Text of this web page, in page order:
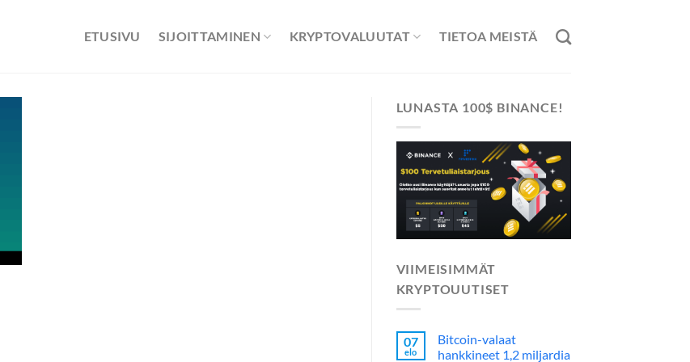
ETUSIVU SIJOITTAMINEN KRYPTOVALUUTAT TIETOA MEISTÄ
LUNASTA 100$ BINANCE!
VIIMEISIMMÄT
KRYPTOUUTISET
07
elo
Bitcoin-valaat
hankkineet 1,2 miljardia